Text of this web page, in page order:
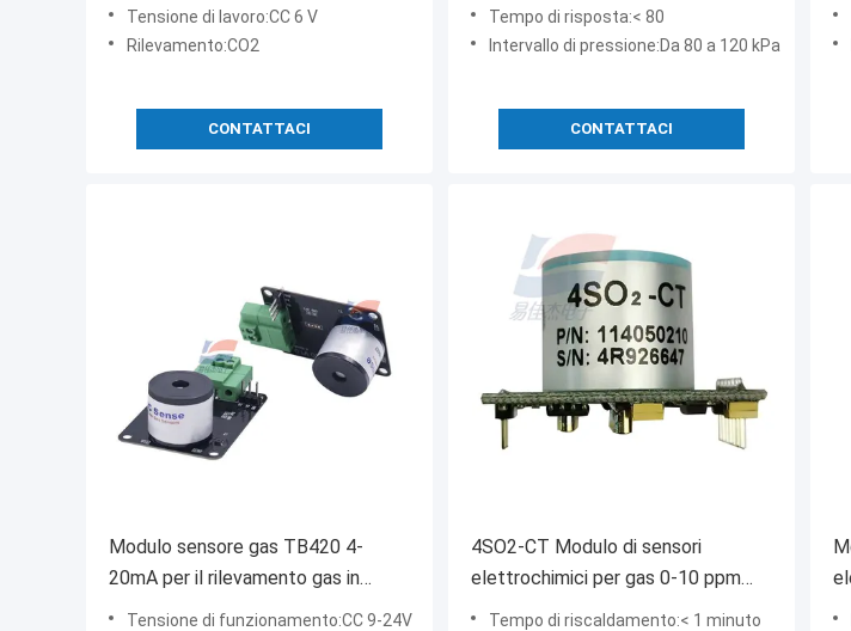
Tensione di lavoro:CC 6 V
Rilevamento:CO2
CONTATTACI
Tempo di risposta:< 80
Intervallo di pressione:Da 80 a 120 kPa
CONTATTACI
Modulo sensore gas TB420 4-
20mA per il rilevamento gas in
ambienti interni ed esterni
Tensione di funzionamento:CC 9-24V
4SO2-CT Modulo di sensori
elettrochimici per gas 0-10 ppm
Per il gas di anidride solforosa
Tempo di riscaldamento:< 1 minuto